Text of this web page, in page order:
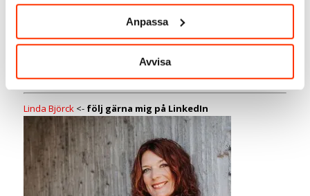
Anpassa
Avvisa
rekommenderar jag 10 timmar.
OBS! Dessa uppdrag är helt skräddarsydda och tas i mån av
→Kontakta migför ett kort samtal.
Linda Björck<- följ gärna mig på LinkedIn